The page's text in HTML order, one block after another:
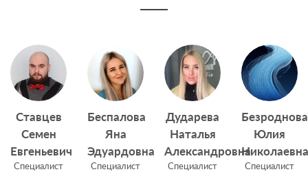
Ставцев
Семен
Евгеньевич
Специалист
Беспалова
Яна
Эдуардовна
Специалист
Дударева
Наталья
Александровна
Специалист
Безроднова
Юлия
Николаевна
Специалист